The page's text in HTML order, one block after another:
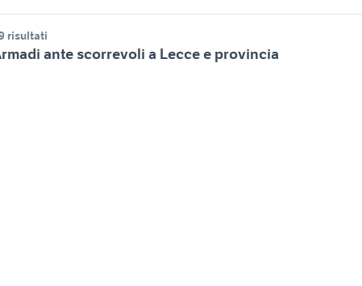
risultati
ante scorrevoli a Lecce e provincia